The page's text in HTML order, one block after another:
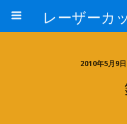
2010年5月9